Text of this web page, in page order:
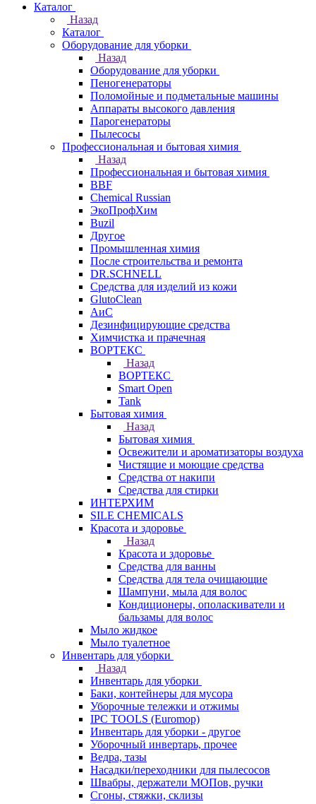
Каталог
Назад
Каталог
Оборудование для уборки
Назад
Оборудование для уборки
Пеногенераторы
Поломойные и подметальные машины
Аппараты высокого давления
Парогенераторы
Пылесосы
Профессиональная и бытовая химия
Назад
Профессиональная и бытовая химия
BBF
Chemical Russian
ЭкоПрофХим
Buzil
Другое
Промышленная химия
После строительства и ремонта
DR.SCHNELL
Средства для изделий из кожи
GlutoClean
АиС
Дезинфицирующие средства
Химчистка и прачечная
ВОРТЕКС
Назад
ВОРТЕКС
Smart Open
Tank
Бытовая химия
Назад
Бытовая химия
Освежители и ароматизаторы воздуха
Чистящие и моющие средства
Средства от накипи
Средства для стирки
ИНТЕРХИМ
SILE CHEMICALS
Красота и здоровье
Назад
Красота и здоровье
Средства для ванны
Средства для тела очищающие
Шампуни, мыла для волос
Кондиционеры, ополаскиватели и
бальзамы для волос
Мыло жидкое
Мыло туалетное
Инвентарь для уборки
Назад
Инвентарь для уборки
Баки, контейнеры для мусора
Уборочные тележки и отжимы
IPC TOOLS (Euromop)
Инвентарь для уборки - другое
Уборочный инвертарь, прочее
Ведра, тазы
Насадки/переходники для пылесосов
Швабры, держатели МОПов, ручки
Сгоны, стяжки, склизы